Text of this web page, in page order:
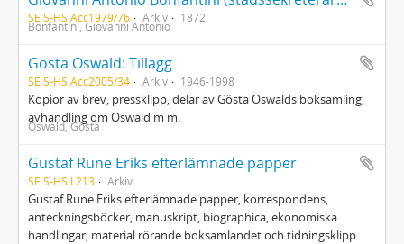
SE S-HS Acc1979/76 Arkiv 1872
Bonfantini, Giovanni Antonio
Gösta Oswald: Tillägg
SE S-HS Acc2005/34 Arkiv 1946-1998
Kopior av brev, pressklipp, delar av Gösta Oswalds boksamling,
avhandling om Oswald m m.
Oswald, Gösta
Gustaf Rune Eriks efterlämnade papper
SE S-HS L213 Arkiv
Gustaf Rune Eriks efterlämnade papper, korrespondens,
anteckningsböcker, manuskript, biographica, ekonomiska
handlingar, material rörande boksamlandet och tidningsklipp.